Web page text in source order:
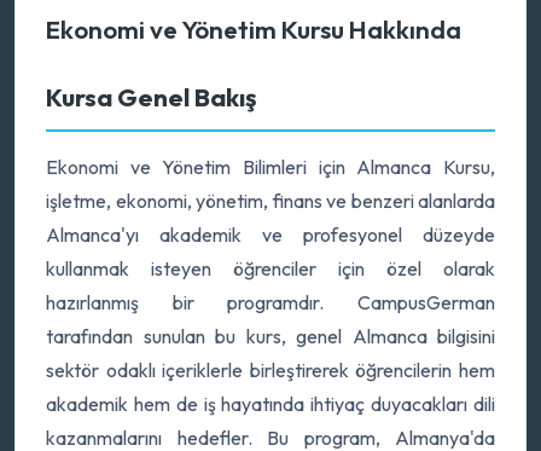
Ekonomi ve Yönetim Kursu Hakkında
Kursa Genel Bakış
Ekonomi ve Yönetim Bilimleri için Almanca Kursu,
işletme, ekonomi, yönetim, finans ve benzeri alanlarda
Almanca'yı akademik ve profesyonel düzeyde
kullanmak isteyen öğrenciler için özel olarak
hazırlanmış bir programdır. CampusGerman
tarafından sunulan bu kurs, genel Almanca bilgisini
sektör odaklı içeriklerle birleştirerek öğrencilerin hem
akademik hem de iş hayatında ihtiyaç duyacakları dili
kazanmalarını hedefler. Bu program, Almanya'da